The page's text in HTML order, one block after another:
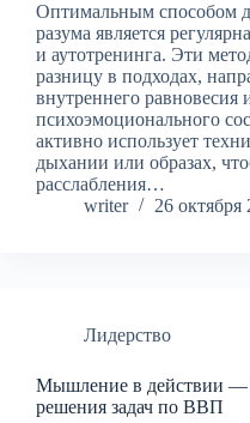
Оптимальным способом
разума является
и аутотренинга. Эти
разницу в подходах,
внутреннего равновесия
психоэмоционального
активно использует
дыхании или образах,
расслабления…
writer
26 октября
Лидерство
Мышление в действии —
решения задач по ВВП